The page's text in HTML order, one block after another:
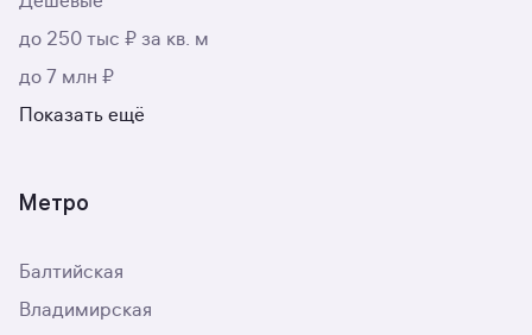
до 250 тыс ₽ за кв. м
до 7 млн ₽
Показать ещё
Метро
Балтийская
Владимирская